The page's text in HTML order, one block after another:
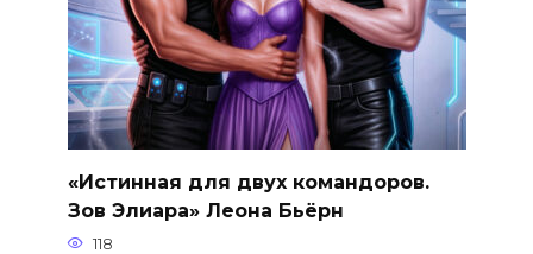
«Истинная для двух командоров.
Зов Элиара» Леона Бьёрн
118